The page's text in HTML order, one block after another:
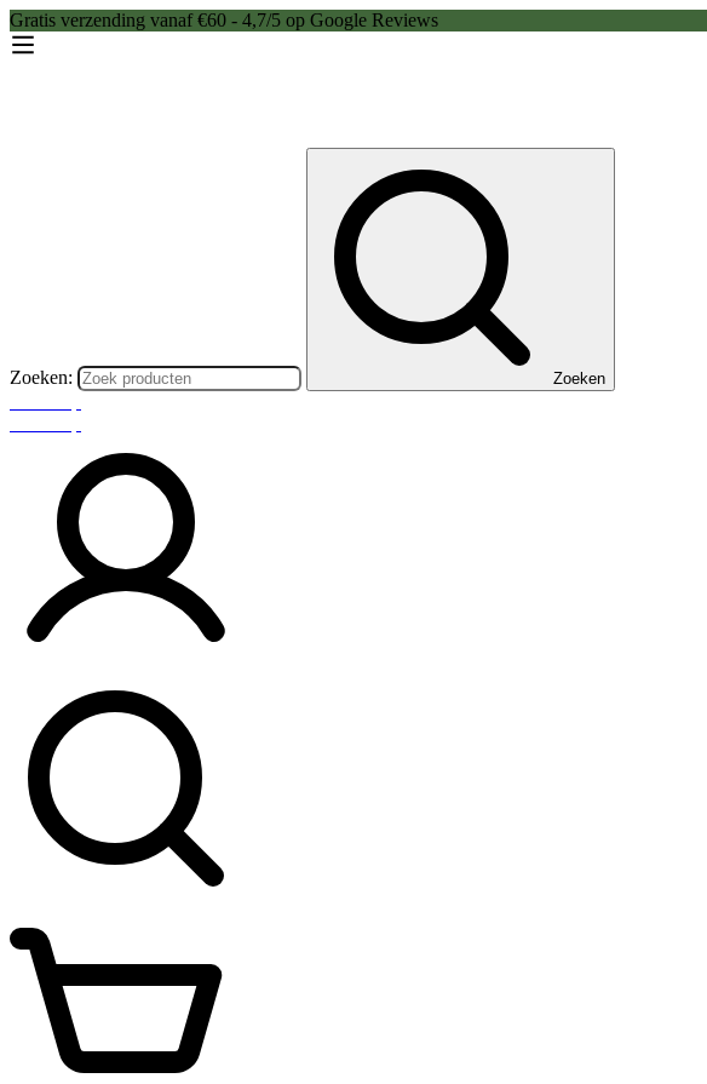
Gratis verzending vanaf €60 - 4,7/5 op Google Reviews
Zoeken: Zoeken